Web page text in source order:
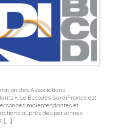
des Associations
», Le Bucodes SurdiFrance est
malentendantes et
auprès des personnes
[…]